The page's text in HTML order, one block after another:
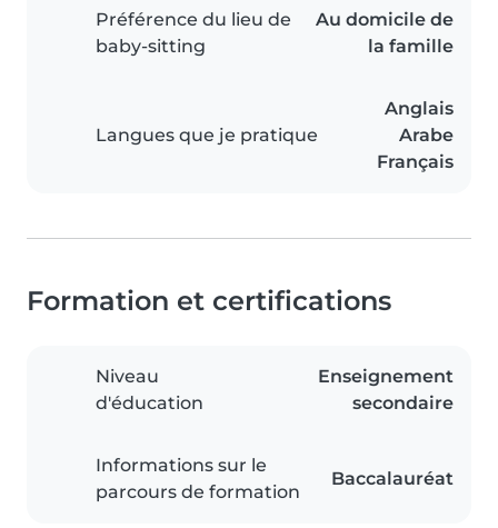
Préférence du lieu de
baby-sitting
Au domicile de
la famille
Langues que je pratique
Anglais
Arabe
Français
Formation et certifications
Niveau
d'éducation
Enseignement
secondaire
Informations sur le
parcours de formation
Baccalauréat